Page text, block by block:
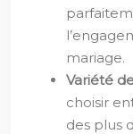
mariage.
Variété
choisir
des plus